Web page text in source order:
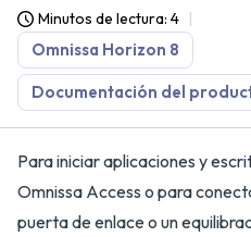
Minutos de lectura: 4
Omnissa Horizon 8
Documentación del
Para iniciar aplicaciones y
Omnissa Access o para
puerta de enlace o un